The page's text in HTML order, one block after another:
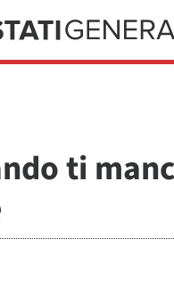
ti